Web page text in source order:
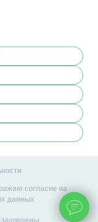
согласие на
данных
защищены